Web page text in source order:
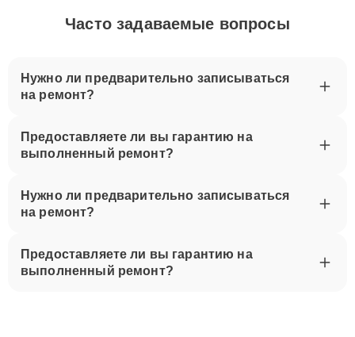
Часто задаваемые вопросы
Нужно ли предварительно записываться
на ремонт?
Предоставляете ли вы гарантию на
выполненный ремонт?
Нужно ли предварительно записываться
на ремонт?
Предоставляете ли вы гарантию на
выполненный ремонт?